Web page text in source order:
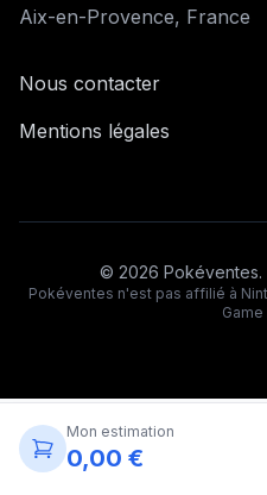
Aix-en-Provence, France
Nous contacter
Mentions légales
© 2026 Pokéventes.
Pokéventes n'est pas affilié à
Game
Mon estimation
0,00 €